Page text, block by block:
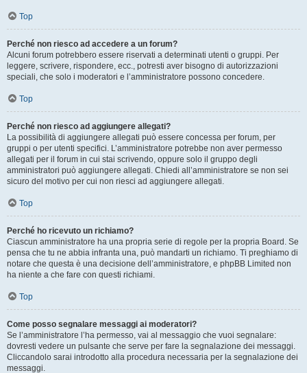
Top
Perché non riesco ad accedere a un forum?
Alcuni forum potrebbero essere riservati a determinati utenti o gruppi. Per
leggere, scrivere, rispondere, ecc., potresti aver bisogno di autorizzazioni
speciali, che solo i moderatori e l’amministratore possono concedere.
Top
Perché non riesco ad aggiungere allegati?
La possibilità di aggiungere allegati può essere concessa per forum, per
gruppi o per utenti specifici. L’amministratore potrebbe non aver permesso
allegati per il forum in cui stai scrivendo, oppure solo il gruppo degli
amministratori può aggiungere allegati. Chiedi all’amministratore se non sei
sicuro del motivo per cui non riesci ad aggiungere allegati.
Top
Perché ho ricevuto un richiamo?
Ciascun amministratore ha una propria serie di regole per la propria Board. Se
pensa che tu ne abbia infranta una, può mandarti un richiamo. Ti preghiamo di
notare che questa è una decisione dell’amministratore, e phpBB Limited non
ha niente a che fare con questi richiami.
Top
Come posso segnalare messaggi ai moderatori?
Se l’amministratore l’ha permesso, vai al messaggio che vuoi segnalare:
dovresti vedere un pulsante che serve per fare la segnalazione dei messaggi.
Cliccandolo sarai introdotto alla procedura necessaria per la segnalazione dei
messaggi.